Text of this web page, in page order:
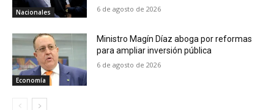
Nacionales 6 de agosto de 2026
Economía
Ministro Magín Díaz aboga por reformas
para ampliar inversión pública
6 de agosto de 2026